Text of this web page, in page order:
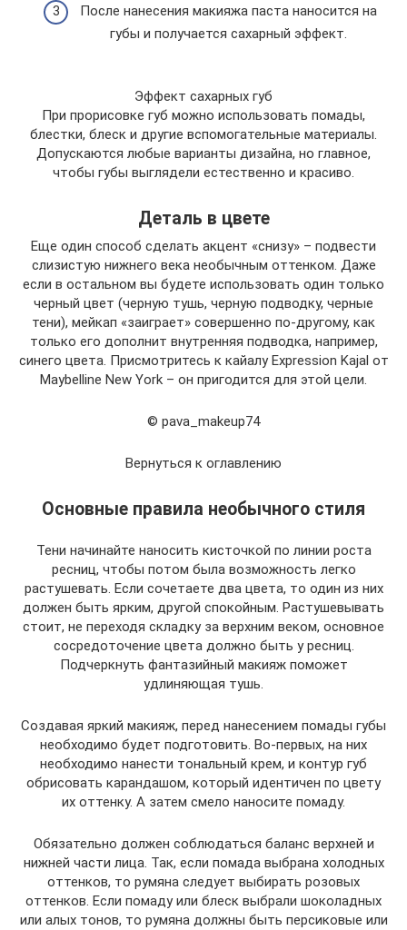
После нанесения макияжа паста наносится на
губы и получается сахарный эффект.
Эффект сахарных губ
При прорисовке губ можно использовать помады,
блестки, блеск и другие вспомогательные материалы.
Допускаются любые варианты дизайна, но главное,
чтобы губы выглядели естественно и красиво.
Деталь в цвете
Еще один способ сделать акцент «снизу» – подвести
слизистую нижнего века необычным оттенком. Даже
если в остальном вы будете использовать один только
черный цвет (черную тушь, черную подводку, черные
тени), мейкап «заиграет» совершенно по-другому, как
только его дополнит внутренняя подводка, например,
синего цвета. Присмотритесь к кайалу Expression Kajal от
Maybelline New York – он пригодится для этой цели.
© pava_makeup74
Вернуться к оглавлению
Основные правила необычного стиля
Тени начинайте наносить кисточкой по линии роста
ресниц, чтобы потом была возможность легко
растушевать. Если сочетаете два цвета, то один из них
должен быть ярким, другой спокойным. Растушевывать
стоит, не переходя складку за верхним веком, основное
сосредоточение цвета должно быть у ресниц.
Подчеркнуть фантазийный макияж поможет
удлиняющая тушь.
Создавая яркий макияж, перед нанесением помады губы
необходимо будет подготовить. Во-первых, на них
необходимо нанести тональный крем, и контур губ
обрисовать карандашом, который идентичен по цвету
их оттенку. А затем смело наносите помаду.
Обязательно должен соблюдаться баланс верхней и
нижней части лица. Так, если помада выбрана холодных
оттенков, то румяна следует выбирать розовых
оттенков. Если помаду или блеск выбрали шоколадных
или алых тонов, то румяна должны быть персиковые или